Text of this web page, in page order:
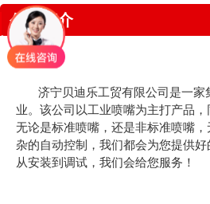
公司简介
济宁贝迪乐工贸有限公司是一家
业。该公司以工业喷嘴为主打产品
无论是标准喷嘴，还是非标准喷嘴
杂的自动控制，我们都会为您提供好
从安装到调试，我们会给您服务！